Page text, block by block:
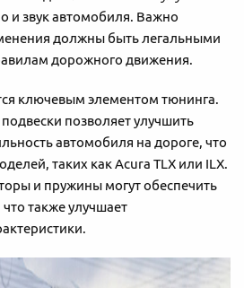
и звук автомобиля. Важно
должны быть легальными
дорожного движения.
ключевым элементом тюнинга.
позволяет улучшить
автомобиля на дороге, что
таких как Acura TLX или ILX.
и пружины могут обеспечить
также улучшает